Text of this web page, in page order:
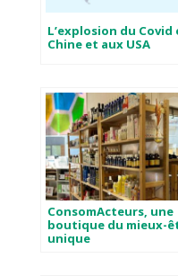
L’explosion du Covid
Chine et aux USA
ConsomActeurs, une
boutique du mieux-
unique